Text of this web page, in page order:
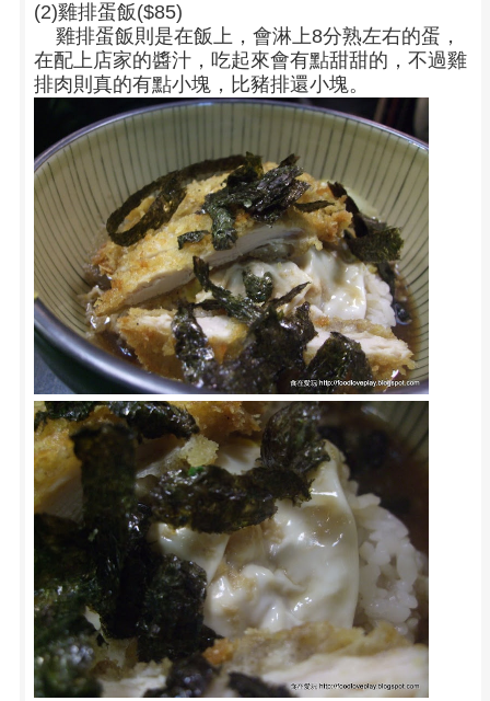
(2)雞排蛋飯($85)
雞排蛋飯則是在飯上，會淋上8分熟左右的蛋，
在配上店家的醬汁，吃起來會有點甜甜的，不過雞
排肉則真的有點小塊，比豬排還小塊。